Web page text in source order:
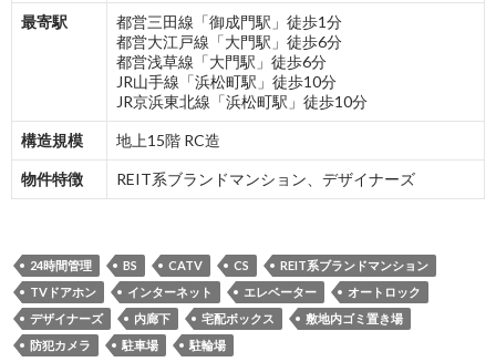
最寄駅
都営三田線「御成門駅」徒歩1分
都営大江戸線「大門駅」徒歩6分
都営浅草線「大門駅」徒歩6分
JR山手線「浜松町駅」徒歩10分
JR京浜東北線「浜松町駅」徒歩10分
構造規模 地上15階 RC造
物件特徴 REIT系ブランドマンション、デザイナーズ
24時間管理 BS CATV CS
REIT系ブランドマンション
TVドアホン
インターネット エレベーター
オートロック
デザイナーズ
内廊下 宅配ボックス
敷地内ゴミ置き場
防犯カメラ
駐車場 駐輪場